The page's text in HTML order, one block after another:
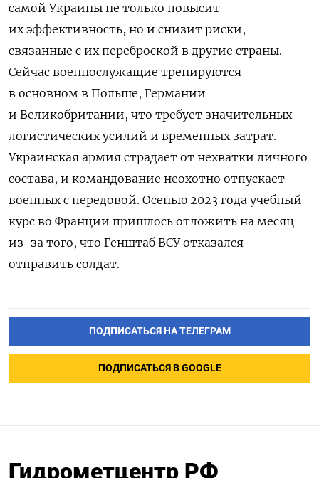
самой Украины не только повысит
их эффективность, но и снизит риски,
связанные с их переброской в другие страны.
Сейчас военнослужащие тренируются
в основном в Польше, Германии
и Великобритании, что требует значительных
логистических усилий и временных затрат.
Украинская армия страдает от нехватки личного
состава, и командование неохотно отпускает
военных с передовой. Осенью 2023 года учебный
курс во Франции пришлось отложить на месяц
из-за того, что Генштаб ВСУ отказался
отправить солдат.
ПОДПИСАТЬСЯ НА ТЕЛЕГРАМ
ПОДПИСАТЬСЯ В GOOGLE
Гидрометцентр РФ